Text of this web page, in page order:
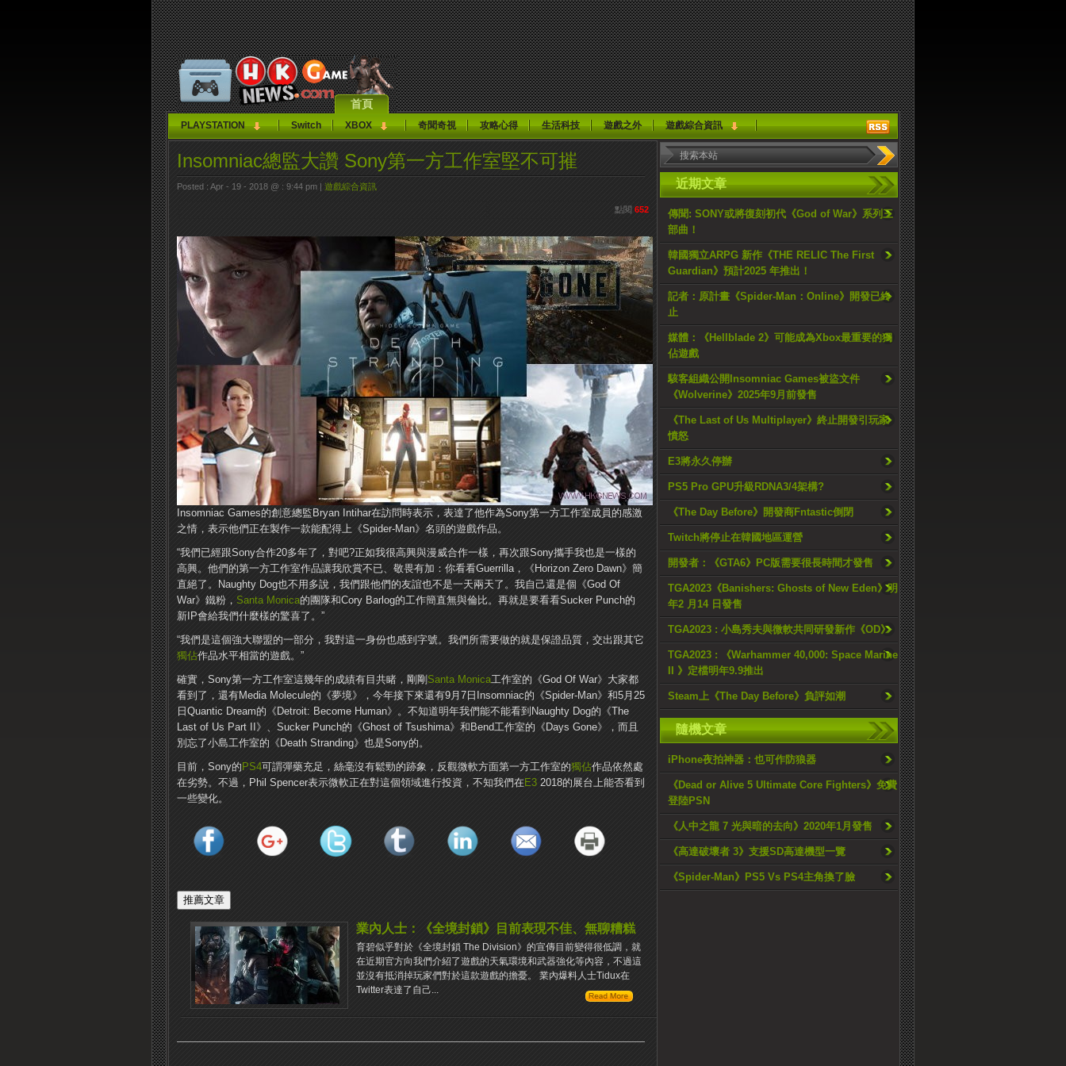
首頁
PLAYSTATION Switch XBOX 奇聞奇視 攻略心得 生活科技 遊戲之外 遊戲綜合資訊
近期文章
傳聞: SONY或將復刻初代《God of War》系列三
部曲！
韓國獨立ARPG 新作《THE RELIC The First
Guardian》預計2025 年推出！
記者：原計畫《Spider-Man：Online》開發已終
止
媒體：《Hellblade 2》可能成為Xbox最重要的獨
佔遊戲
駭客組織公開Insomniac Games被盜文件
《Wolverine》2025年9月前發售
《The Last of Us Multiplayer》終止開發引玩家
憤怒
E3將永久停辦
PS5 Pro GPU升級RDNA3/4架構?
《The Day Before》開發商Fntastic倒閉
Twitch將停止在韓國地區運營
開發者：《GTA6》PC版需要很長時間才發售
TGA2023《Banishers: Ghosts of New Eden》明
年2 月14 日發售
TGA2023 : 小島秀夫與微軟共同研發新作《OD》
TGA2023 : 《Warhammer 40,000: Space Marine
II 》定檔明年9.9推出
Steam上《The Day Before》負評如潮
隨機文章
iPhone夜拍神器：也可作防狼器
《Dead or Alive 5 Ultimate Core Fighters》免費
登陸PSN
《人中之龍 7 光與暗的去向》2020年1月發售
《高達破壞者 3》支援SD高達機型一覽
《Spider-Man》PS5 Vs PS4主角換了臉
Insomniac總監大讚 Sony第一方工作室堅不可摧
Posted : Apr - 19 - 2018 @ : 9:44 pm | 遊戲綜合資訊
點閱 652
Insomniac Games的創意總監Bryan Intihar在訪問時表示，表達了他作為Sony第一方工作室成員的感激
之情，表示他們正在製作一款能配得上《Spider-Man》名頭的遊戲作品。
“我們已經跟Sony合作20多年了，對吧?正如我很高興與漫威合作一樣，再次跟Sony攜手我也是一樣的
高興。他們的第一方工作室作品讓我欣賞不已、敬畏有加：你看看Guerrilla，《Horizon Zero Dawn》簡
直絕了。Naughty Dog也不用多說，我們跟他們的友誼也不是一天兩天了。我自己還是個《God Of
War》鐵粉， Santa Monica的團隊和Cory Barlog的工作簡直無與倫比。再就是要看看Sucker Punch的
新IP會給我們什麼樣的驚喜了。”
“我們是這個強大聯盟的一部分，我對這一身份也感到字號。我們所需要做的就是保證品質，交出跟其它
獨佔作品水平相當的遊戲。”
確實，Sony第一方工作室這幾年的成績有目共睹，剛剛 Santa Monica工作室的《God Of War》大家都
看到了，還有Media Molecule的《夢境》，今年接下來還有9月7日Insomniac的《Spider-Man》和5月25
日Quantic Dream的《Detroit: Become Human》。不知道明年我們能不能看到Naughty Dog的《The
Last of Us Part II》、Sucker Punch的《Ghost of Tsushima》和Bend工作室的《Days Gone》，而且
別忘了小島工作室的《Death Stranding》也是Sony的。
目前，Sony的 PS4可謂彈藥充足，絲毫沒有鬆勁的跡象，反觀微軟方面第一方工作室的獨佔作品依然處
在劣勢。不過，Phil Spencer表示微軟正在對這個領域進行投資，不知我們在E3 2018的展台上能否看到
一些變化。
業內人士：《全境封鎖》目前表現不佳、無聊糟糕
育碧似乎對於《全境封鎖 The Division》的宣傳目前變得很低調，就
在近期官方向我們介紹了遊戲的天氣環境和武器強化等內容，不過這
並沒有抵消掉玩家們對於這款遊戲的擔憂。 業內爆料人士Tidux在
Twitter表達了自己...